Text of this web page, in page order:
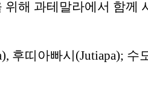
위해 과테말라에서 함께
후띠아빠시(Jutiapa); 수